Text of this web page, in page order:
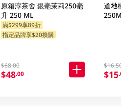
原箱淳茶舍 銀毫茉莉250毫
升 250 ML
滿$299享89折
指定品牌享$20換購
$68.00
$48.00
道地
$15